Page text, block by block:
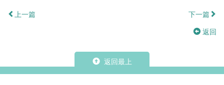
上一篇 下一篇
返回
返回最上